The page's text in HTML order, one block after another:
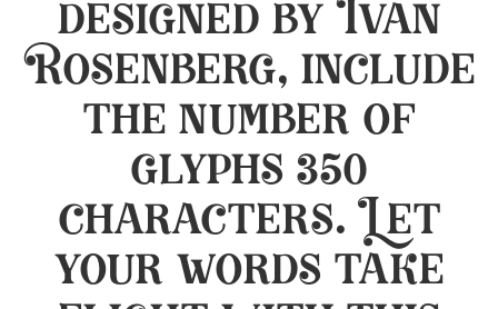
designed by Ivan
Rosenberg, include
the number of
glyphs 350
characters. Let
your words take